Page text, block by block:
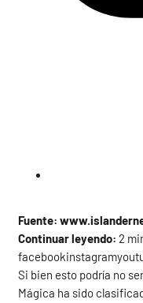
Fuente:
Continuar leyendo: 2
Si bien esto podría no
Mágica ha sido